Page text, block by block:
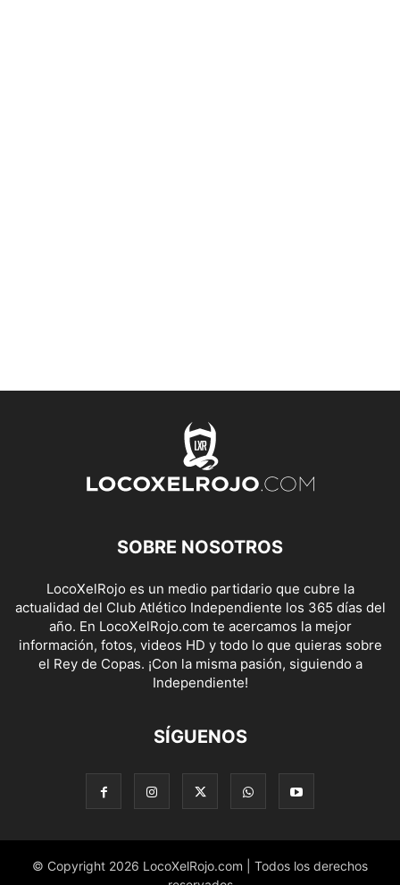
SOBRE NOSOTROS
LocoXelRojo es un medio partidario que cubre la
actualidad del Club Atlético Independiente los 365 días del
año. En LocoXelRojo.com te acercamos la mejor
información, fotos, videos HD y todo lo que quieras sobre
el Rey de Copas. ¡Con la misma pasión, siguiendo a
Independiente!
SÍGUENOS
© Copyright 2026 LocoXelRojo.com | Todos los derechos